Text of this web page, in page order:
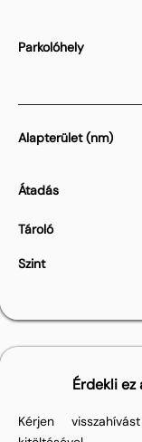
Parkolóhely
Alapterület (nm)
Átadás
Tároló
Szint
Érdekli ez
Kérjen